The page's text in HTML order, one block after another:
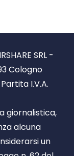
SRL -
Cologno
I.V.A.
giornalistica,
alcuna
un